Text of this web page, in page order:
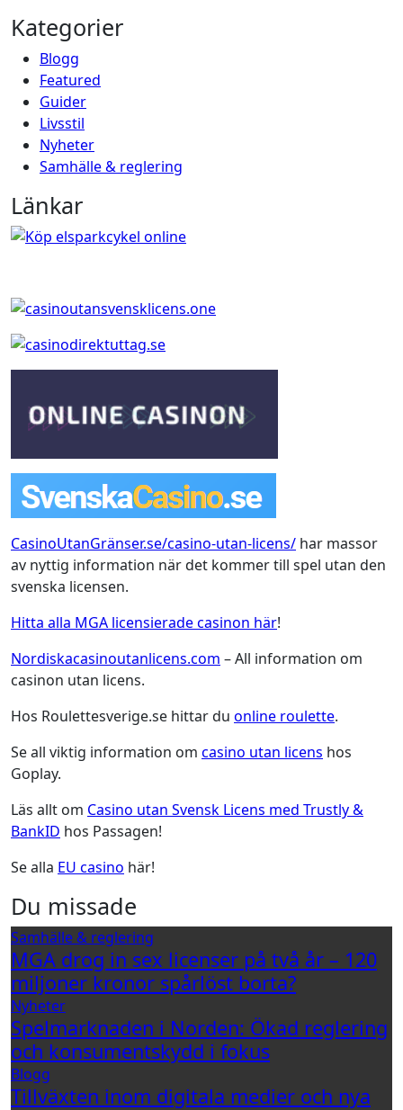
Kategorier
Blogg
Featured
Guider
Livsstil
Nyheter
Samhälle & reglering
Länkar
CasinoUtanGränser.se/casino-utan-licens/ har massor
av nyttig information när det kommer till spel utan den
svenska licensen.
Hitta alla MGA licensierade casinon här!
Nordiskacasinoutanlicens.com – All information om
casinon utan licens.
Hos Roulettesverige.se hittar du online roulette.
Se all viktig information om casino utan licens hos
Goplay.
Läs allt om Casino utan Svensk Licens med Trustly &
BankID hos Passagen!
Se alla EU casino här!
Du missade
Samhälle & reglering
MGA drog in sex licenser på två år – 120
miljoner kronor spårlöst borta?
Nyheter
Spelmarknaden i Norden: Ökad reglering
och konsumentskydd i fokus
Blogg
Tillväxten inom digitala medier och nya